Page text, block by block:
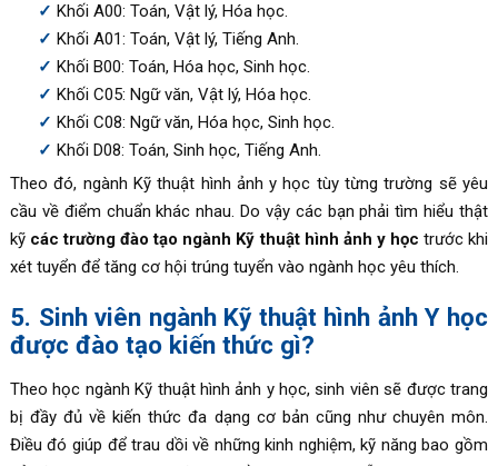
Khối A00: Toán, Vật lý, Hóa học.
Khối A01: Toán, Vật lý, Tiếng Anh.
Khối B00: Toán, Hóa học, Sinh học.
Khối C05: Ngữ văn, Vật lý, Hóa học.
Khối C08: Ngữ văn, Hóa học, Sinh học.
Khối D08: Toán, Sinh học, Tiếng Anh.
Theo đó, ngành Kỹ thuật hình ảnh y học tùy từng trường sẽ yêu
cầu về điểm chuẩn khác nhau. Do vậy các bạn phải tìm hiểu thật
kỹ các trường đào tạo ngành Kỹ thuật hình ảnh y học trước khi
xét tuyển để tăng cơ hội trúng tuyển vào ngành học yêu thích.
5. Sinh viên ngành Kỹ thuật hình ảnh Y học
được đào tạo kiến thức gì?
Theo học ngành Kỹ thuật hình ảnh y học, sinh viên sẽ được trang
bị đầy đủ về kiến thức đa dạng cơ bản cũng như chuyên môn.
Điều đó giúp để trau dồi về những kinh nghiệm, kỹ năng bao gồm